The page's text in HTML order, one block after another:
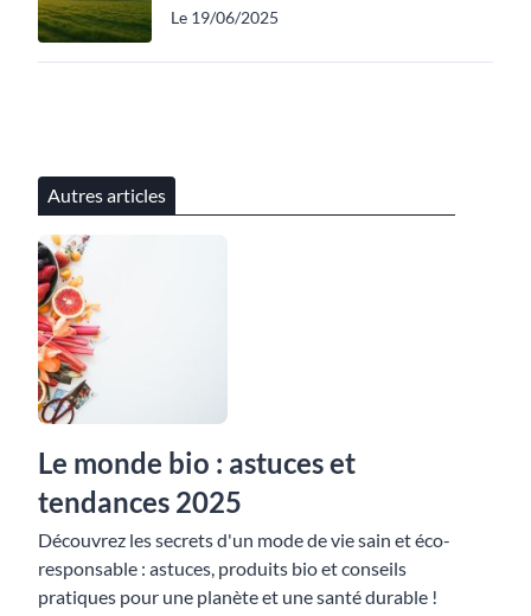
Le 19/06/2025
Autres articles
Le monde bio : astuces et
tendances 2025
Découvrez les secrets d'un mode de vie sain et éco-
responsable : astuces, produits bio et conseils
pratiques pour une planète et une santé durable !